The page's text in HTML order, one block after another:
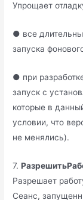
Упрощает
● все
запуска
● при
запуск с
которые в
условии, что
не менялись).
7.
Разрешает
Сеанс,